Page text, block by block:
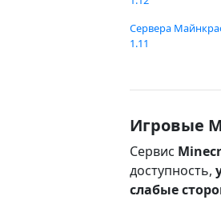
Сервера
1.11
Игровые
Сервис
доступность,
слабые